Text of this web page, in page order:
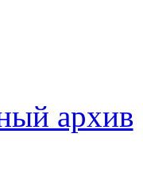
архив